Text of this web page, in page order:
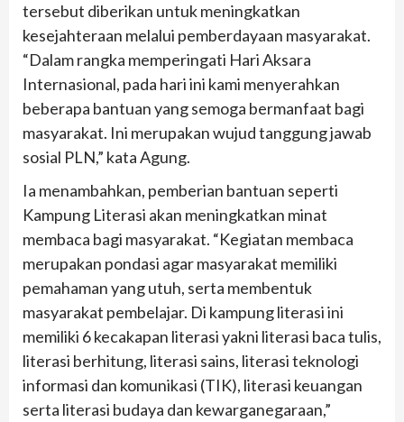
tersebut diberikan untuk meningkatkan
kesejahteraan melalui pemberdayaan masyarakat.
“Dalam rangka memperingati Hari Aksara
Internasional, pada hari ini kami menyerahkan
beberapa bantuan yang semoga bermanfaat bagi
masyarakat. Ini merupakan wujud tanggung jawab
sosial PLN,” kata Agung.
Ia menambahkan, pemberian bantuan seperti
Kampung Literasi akan meningkatkan minat
membaca bagi masyarakat. “Kegiatan membaca
merupakan pondasi agar masyarakat memiliki
pemahaman yang utuh, serta membentuk
masyarakat pembelajar. Di kampung literasi ini
memiliki 6 kecakapan literasi yakni literasi baca tulis,
literasi berhitung, literasi sains, literasi teknologi
informasi dan komunikasi (TIK), literasi keuangan
serta literasi budaya dan kewarganegaraan,”